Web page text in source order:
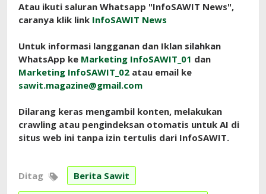
Atau ikuti saluran Whatsapp "InfoSAWIT News",
caranya klik link InfoSAWIT News
Untuk informasi langganan dan Iklan silahkan
WhatsApp ke Marketing InfoSAWIT_01 dan
Marketing InfoSAWIT_02 atau email ke
sawit.magazine@gmail.com
Dilarang keras mengambil konten, melakukan
crawling atau pengindeksan otomatis untuk AI di
situs web ini tanpa izin tertulis dari InfoSAWIT.
Ditag Berita Sawit